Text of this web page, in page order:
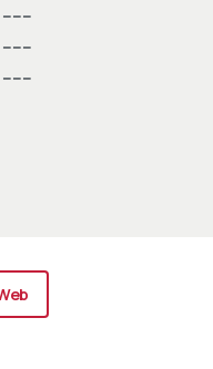
------
------
------